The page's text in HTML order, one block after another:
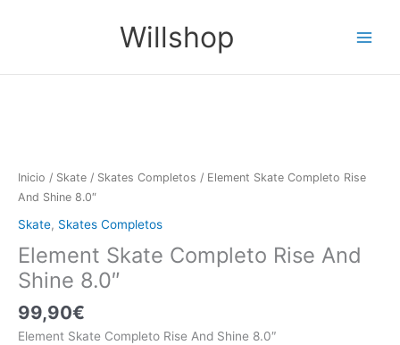
Willshop
Menu
Inicio / Skate / Skates Completos / Element Skate Completo Rise
And Shine 8.0″
Skate, Skates Completos
Element Skate Completo Rise And
Shine 8.0″
99,90€
Element Skate Completo Rise And Shine 8.0″